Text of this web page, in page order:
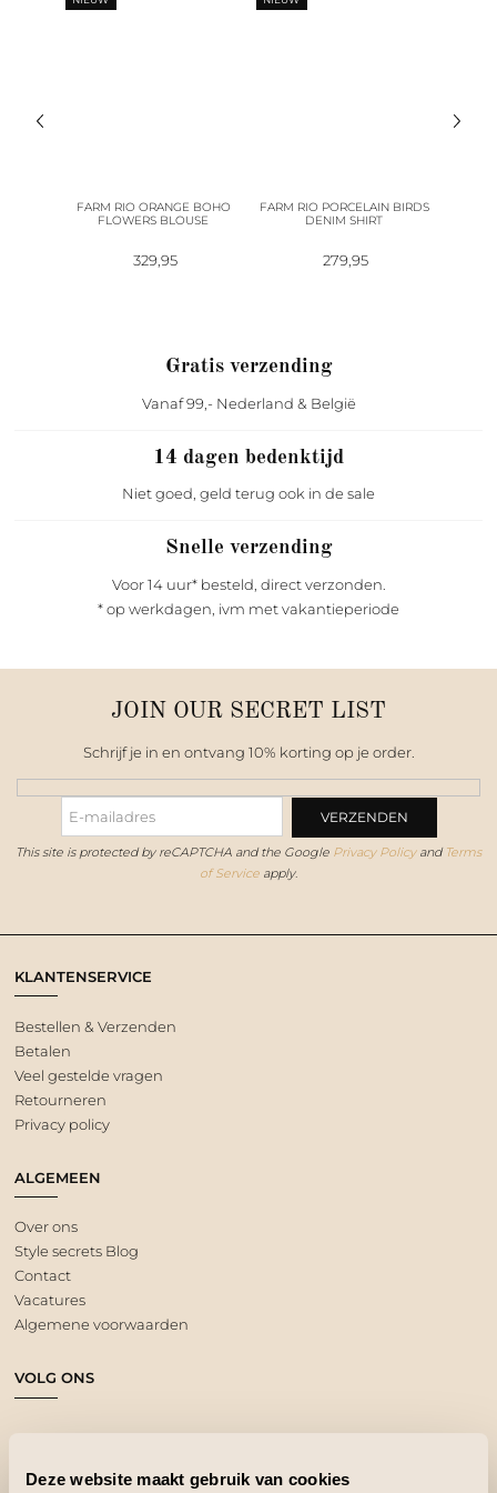
Deze website maakt gebruik van cookies
FARM RIO ORANGE BOHO
FLOWERS BLOUSE
329,95
FARM RIO PORCELAIN BIRDS
DENIM SHIRT
279,95
Gratis verzending
Vanaf 99,- Nederland & België
14 dagen bedenktijd
Niet goed, geld terug ook in de sale
Snelle verzending
Voor 14 uur* besteld, direct verzonden.
* op werkdagen, ivm met vakantieperiode
JOIN OUR SECRET LIST
Schrijf je in en ontvang 10% korting op je order.
This site is protected by reCAPTCHA and the Google Privacy Policyand Terms
of Service apply.
KLANTENSERVICE
Bestellen & Verzenden
Betalen
Veel gestelde vragen
Retourneren
Privacy policy
ALGEMEEN
Over ons
Style secrets Blog
Contact
Vacatures
Algemene voorwaarden
VOLG ONS